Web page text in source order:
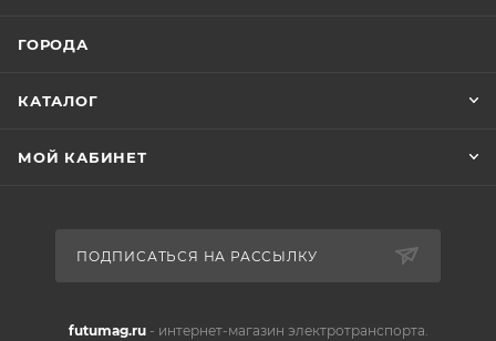
ГОРОДА
КАТАЛОГ
МОЙ КАБИНЕТ
ПОДПИСАТЬСЯ НА РАССЫЛКУ
futumag.ru- интернет-магазин электротранспорта.